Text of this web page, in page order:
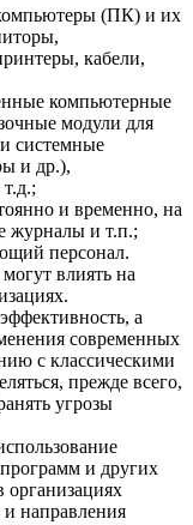
(ПК) и их
кабели,
компьютерные
модули для
системные
и др.),
и временно, на
журналы и т.п.;
персонал.
влиять на
а
современных
с классическими
прежде всего,
угрозы
и других
и направления